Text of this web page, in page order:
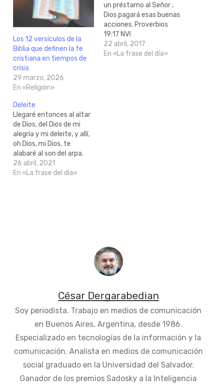
Los 12 versículos de la
Biblia que definen la fe
cristiana en tiempos de
crisis
29 marzo, 2026
En «Religión»
un préstamo al Señor ;
Dios pagará esas buenas
acciones. Proverbios
19:17 NVI
http://bible.com/128/pro.19.17.NVI
22 abril, 2017
En «La frase del día»
Deleite
Llegaré entonces al altar
de Dios, del Dios de mi
alegría y mi deleite, y allí,
oh Dios, mi Dios, te
alabaré al son del arpa.
Salmo 43:4 NVI
https://bible.com/bible/128/psa.43.4.NVI
26 abril, 2021
En «La frase del día»
César Dergarabedian
Soy periodista. Trabajo en medios de comunicación
en Buenos Aires, Argentina, desde 1986.
Especializado en tecnologías de la información y la
comunicación. Analista en medios de comunicación
social graduado en la Universidad del Salvador.
Ganador de los premios Sadosky a la Inteligencia